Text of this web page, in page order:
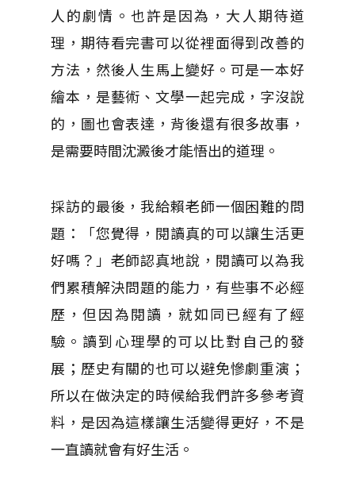
人的劇情。也許是因為，大人期待道
理，期待看完書可以從裡面得到改善的
方法，然後人生馬上變好。可是一本好
繪本，是藝術、文學一起完成，字沒說
的，圖也會表達，背後還有很多故事，
是需要時間沈澱後才能悟出的道理。
採訪的最後，我給賴老師一個困難的問
題：「您覺得，閱讀真的可以讓生活更
好嗎？」老師認真地說，閱讀可以為我
們累積解決問題的能力，有些事不必經
歷，但因為閱讀，就如同已經有了經
驗。讀到心理學的可以比對自己的發
展；歷史有關的也可以避免慘劇重演；
所以在做決定的時候給我們許多參考資
料，是因為這樣讓生活變得更好，不是
一直讀就會有好生活。